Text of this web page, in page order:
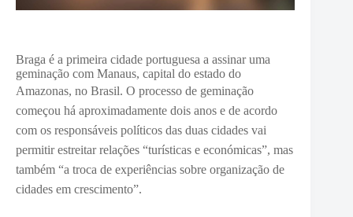
Braga é a primeira cidade portuguesa a assinar uma
geminação com Manaus, capital do estado do
Amazonas, no Brasil. O processo de geminação
começou há aproximadamente dois anos e de acordo
com os responsáveis políticos das duas cidades vai
permitir estreitar relações “turísticas e económicas”, mas
também “a troca de experiências sobre organização de
cidades em crescimento”.